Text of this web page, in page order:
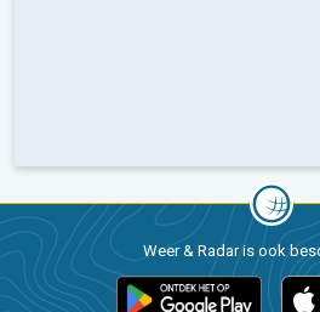
Weer & Radar is ook